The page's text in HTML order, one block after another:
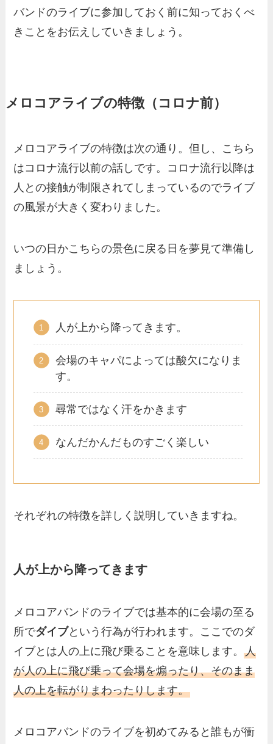
バンドのライブに参加しておく前に知っておくべ
きことをお伝えしていきましょう。
メロコアライブの特徴（コロナ前）
メロコアライブの特徴は次の通り。但し、こちら
はコロナ流行以前の話しです。コロナ流行以降は
人との接触が制限されてしまっているのでライブ
の風景が大きく変わりました。
いつの日かこちらの景色に戻る日を夢見て準備し
ましょう。
人が上から降ってきます。
会場のキャパによっては酸欠になりま
す。
尋常ではなく汗をかきます
なんだかんだものすごく楽しい
それぞれの特徴を詳しく説明していきますね。
人が上から降ってきます
メロコアバンドのライブでは基本的に会場の至る
所でダイブという行為が行われます。ここでのダ
イブとは人の上に飛び乗ることを意味します。人
が人の上に飛び乗って会場を煽ったり、そのまま
人の上を転がりまわったりします。
メロコアバンドのライブを初めてみると誰もが衝